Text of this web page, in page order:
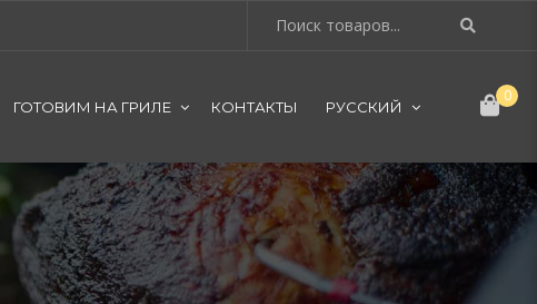
ГОТОВИМ НА ГРИЛЕ КОНТАКТЫ РУССКИЙ
0